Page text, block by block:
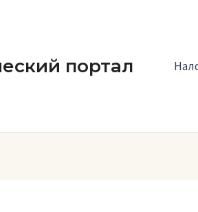
портал